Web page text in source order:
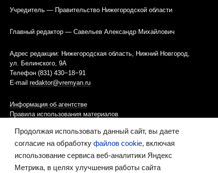
Учредитель — Правительство Нижегородской области
Главный редактор — Савельев Александр Михайлович
Адрес редакции: Нижегородская область, Нижний Новгород,
ул. Белинского, 9А
Телефон (831) 430−18−91
E-mail redaktor@vremyan.ru
Информация об агентстве
Правила использования материалов
Информационная политика использования «cookies»-файлов
Ресурс содержит материалы 16+
Продолжая использовать данный сайт, вы даете
согласие на обработку файлов cookie, включая
использование сервиса веб-аналитики Яндекс
Метрика, в целях улучшения работы сайта